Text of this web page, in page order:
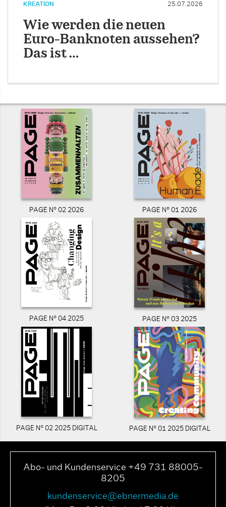
KREATION 25.07.2026
Wie werden die neuen
Euro-Banknoten aussehen?
Das ist …
PAGE N° 02 2026 PAGE N° 01 2026
PAGE N° 04 2025 PAGE N° 03 2025
PAGE N° 02 2025 DIGITAL PAGE N° 01 2025 DIGITAL
Abo- und Kundenservice +49 731 88005-
8205
kundenservice@ebnermedia.de